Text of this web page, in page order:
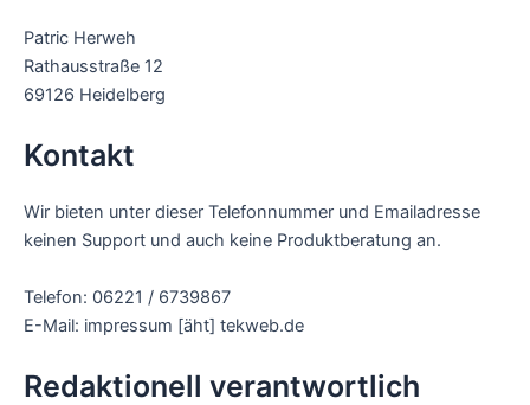
Patric Herweh
Rathausstraße 12
69126 Heidelberg
Kontakt
Wir bieten unter dieser Telefonnummer und Emailadresse
keinen Support und auch keine Produktberatung an.
Telefon: 06221 / 6739867
E-Mail: impressum [äht] tekweb.de
Redaktionell verantwortlich